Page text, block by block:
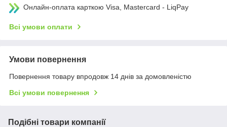
Онлайн-оплата карткою Visa, Mastercard - LiqPay
Всі умови оплати
Умови повернення
Повернення товару впродовж 14 днів за домовленістю
Всі умови повернення
Подібні товари компанії